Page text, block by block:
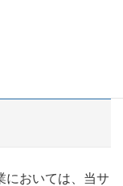
においては、当サ